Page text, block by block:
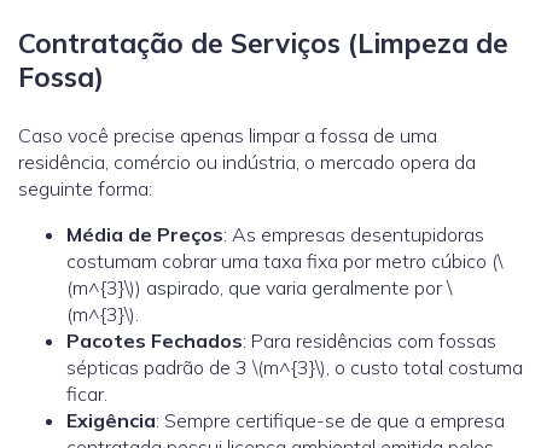
Contratação de Serviços (Limpeza de
Fossa)
Caso você precise apenas limpar a fossa de uma
residência, comércio ou indústria, o mercado opera da
seguinte forma:
Média de Preços: As empresas desentupidoras
costumam cobrar uma taxa fixa por metro cúbico (\
(m^{3}\)) aspirado, que varia geralmente por \
(m^{3}\).
Pacotes Fechados: Para residências com fossas
sépticas padrão de 3 \(m^{3}\), o custo total costuma
ficar.
Exigência: Sempre certifique-se de que a empresa